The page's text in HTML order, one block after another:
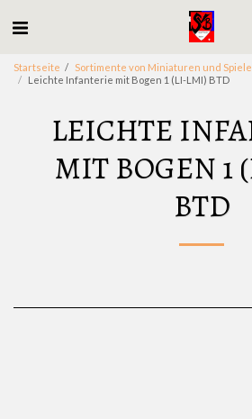
Startseite
Sortimente von Miniaturen und
Leichte Infanterie mit Bogen 1 (LI-LMI) BTD
LEICHTE
MIT BOGEN 1
BTD